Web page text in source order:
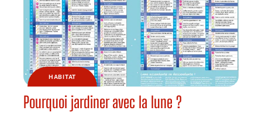
HABITAT
Pourquoi jardiner avec la lune ?